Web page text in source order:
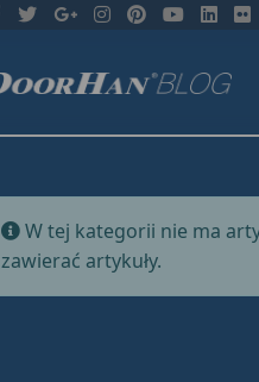
Informacja
W tej kategorii nie ma
zawierać artykuły.